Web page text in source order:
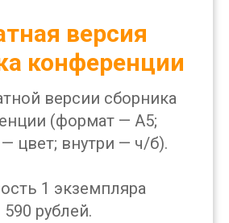
версия
конференции
версии сборника
(формат — А5;
цвет; внутри — ч/б).
1 экземпляра
590 рублей.